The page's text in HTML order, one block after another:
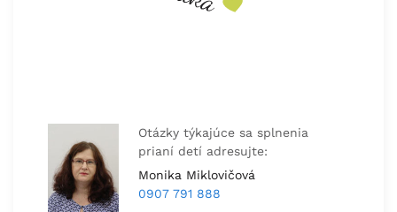
Otázky týkajúce sa splnenia
prianí detí adresujte:
Monika Miklovičová
0907 791 888